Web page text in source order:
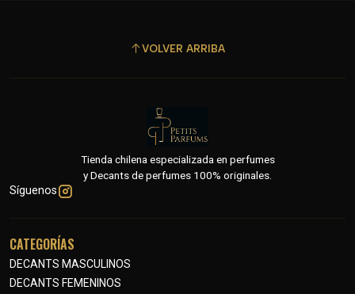
VOLVER ARRIBA
Tienda chilena especializada en perfumes
y Decants de perfumes 100% originales.
Síguenos
CATEGORÍAS
DECANTS MASCULINOS
DECANTS FEMENINOS